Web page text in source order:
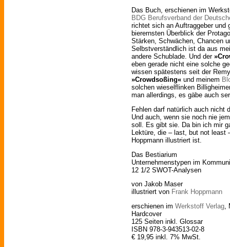
Das Buch, erschienen im
BDG Berufsverband der
richtet sich an Auftraggeber und
bierernsten Überblick der
Stärken, Schwächen, Chancen
Selbstverständlich ist da aus
andere Schublade. Und der
eben gerade nicht eine solche
wissen spätestens seit der
»Crowdsoßing« und meinem
solchen wieselflinken
man allerdings, es gäbe auch
Fehlen darf natürlich auch nicht
Und auch, wenn sie noch nie
soll. Es gibt sie. Da bin ich mir
Lektüre, die – last, but not least
Hoppmann illustriert ist.
Das Bestiarium
Unternehmenstypen im
12 1/2 SWOT-Analysen
von Jakob Maser
illustriert von Frank Hoppmann
erschienen im Werkstoff Verlag,
Hardcover
125 Seiten inkl. Glossar
ISBN 978-3-943513-02-8
€ 19,95 inkl. 7% MwSt.